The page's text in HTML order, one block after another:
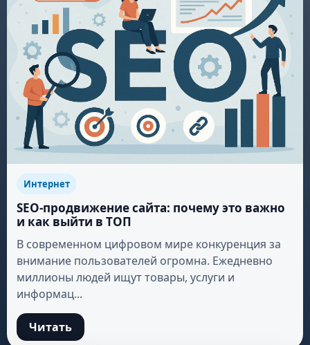
Интернет
SEO-продвижение сайта: почему это важно
и как выйти в ТОП
В современном цифровом мире конкуренция за
внимание пользователей огромна. Ежедневно
миллионы людей ищут товары, услуги и
информац...
Читать